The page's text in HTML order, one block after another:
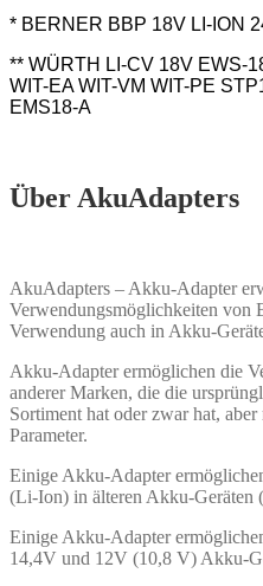
* BERNER BBP 18V LI-ION
** WÜRTH LI-CV 18V EWS-
WIT-EA WIT-VM WIT-PE
EMS18-A
Über AkuAdapters
AkuAdapters – Akku-Adapter
Verwendungsmöglichkeiten von
Verwendung auch in Akku-
Akku-Adapter ermöglichen die
anderer Marken, die die
Sortiment hat oder zwar hat,
Parameter.
Einige Akku-Adapter
(Li-Ion) in älteren Akku-
Einige Akku-Adapter
14,4V und 12V (10,8 V) Akku-